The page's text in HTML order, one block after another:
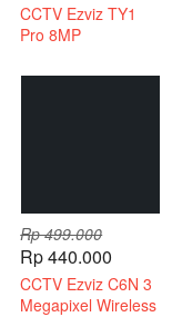
CCTV Ezviz TY1
Pro 8MP
Rp 499.000
Rp 440.000
CCTV Ezviz C6N 3
Megapixel Wireless